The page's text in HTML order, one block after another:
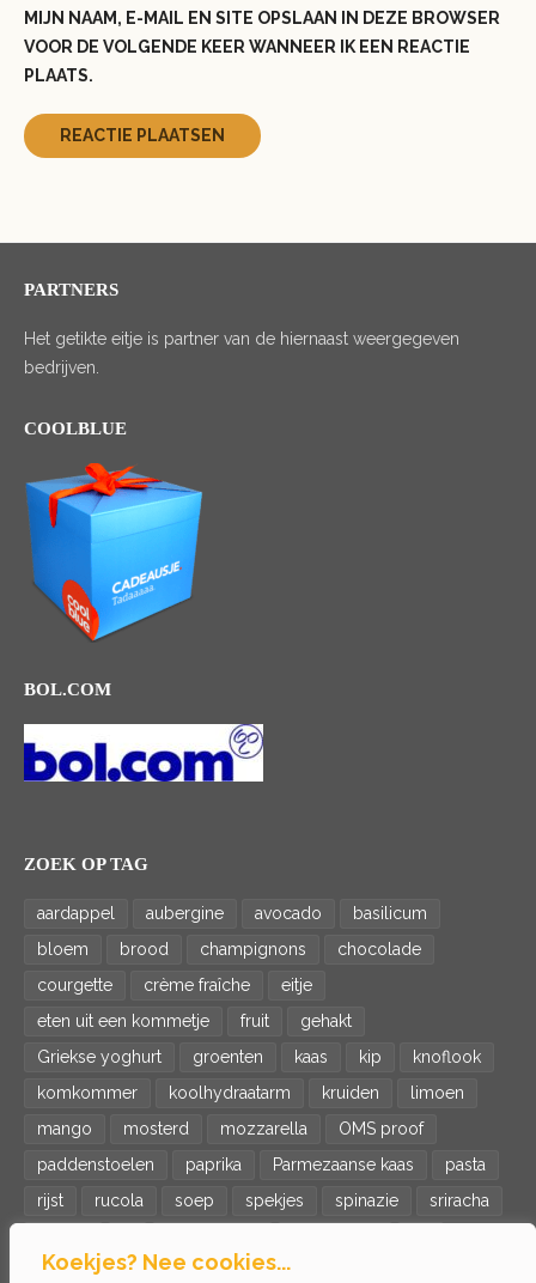
Koekjes? Nee cookies...
MIJN NAAM, E-MAIL EN SITE OPSLAAN IN DEZE BROWSER
VOOR DE VOLGENDE KEER WANNEER IK EEN REACTIE
PLAATS.
PARTNERS
Het getikte eitje is partner van de hiernaast weergegeven
bedrijven.
COOLBLUE
BOL.COM
ZOEK OP TAG
aardappel aubergine avocado
basilicum
bloem
brood champignons
chocolade
courgette
crème fraîche
eitje
eten uit een kommetje
fruit
gehakt
Griekse yoghurt
groenten kaas kip
knoflook
komkommer
koolhydraatarm kruiden
limoen
mango
mosterd mozzarella
OMS proof
paddenstoelen
paprika Parmezaanse kaas
pasta
rijst
rucola soep spekjes spinazie
sriracha
wortel
zalm zoete aardappel